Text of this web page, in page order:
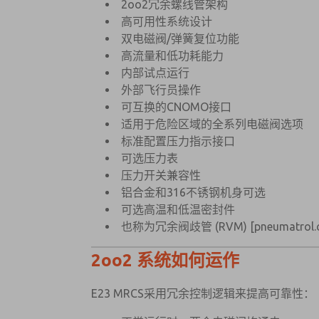
2oo2冗余螺线管架构
高可用性系统设计
双电磁阀/弹簧复位功能
高流量和低功耗能力
内部试点运行
外部飞行员操作
可互换的CNOMO接口
适用于危险区域的全系列电磁阀选项
标准配置压力指示接口
可选压力表
压力开关兼容性
铝合金和316不锈钢机身可选
可选高温和低温密封件
也称为冗余阀歧管 (RVM)
2oo2 系统如何运作
E23 MRCS采用冗余控制逻辑来提高可靠性：